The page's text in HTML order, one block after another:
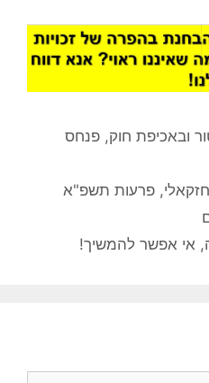
ובאכיפת חוק,פנחס
,פרעות תשפ"א
אי אפשר להמשיך!